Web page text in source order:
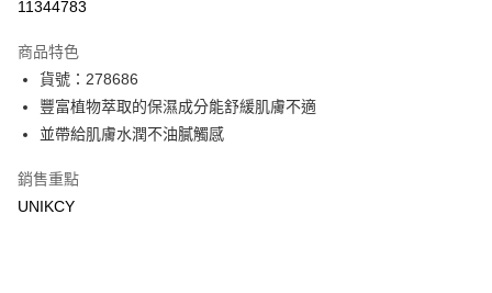
LINE Pay
Apple Pay
11344783
商品特色
貨號：278686
豐富植物萃取的保濕成分能舒緩肌膚不適
並帶給肌膚水潤不油膩觸感
銷售重點
UNIKCY